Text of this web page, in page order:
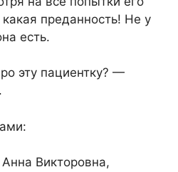
преданность! Не у
есть.
эту пациентку? —
Викторовна,